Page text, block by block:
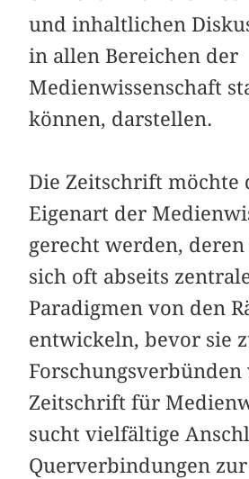
und inhaltlichen
in allen Bereichen der
Medienwissenschaft
können, darstellen.
Die Zeitschrift möchte
Eigenart der
gerecht werden, deren
sich oft abseits
Paradigmen von den
entwickeln, bevor sie
Forschungsverbünden
Zeitschrift für
sucht vielfältige
Querverbindungen zur